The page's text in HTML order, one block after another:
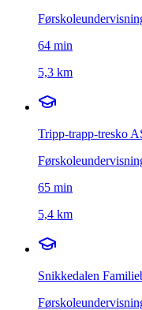
64 min
5,3 km
Tripp-trapp-tresko
65 min
5,4 km
Snikkedalen